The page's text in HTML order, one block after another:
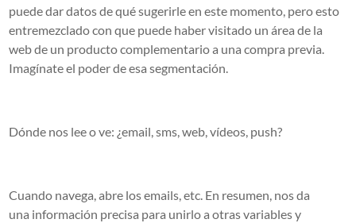
puede dar datos de qué sugerirle en este momento, pero esto
entremezclado con que puede haber visitado un área de la
web de un producto complementario a una compra previa.
Imagínate el poder de esa segmentación.
Dónde nos lee o ve: ¿email, sms, web, vídeos, push?
Cuando navega, abre los emails, etc. En resumen, nos da
una información precisa para unirlo a otras variables y